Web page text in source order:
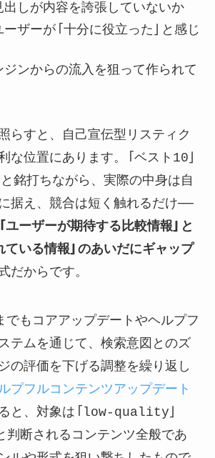
出しが内容を誇張していないか
ザーが「十分に役立った」と感じ
ンからの流入を狙って作られて
らすと、自己宣伝型リスティク
な位置にあります。「ベスト10」
と銘打ちながら、実際の中身は自
据え、競合は短く触れるだけ──
「ユーザーが期待する比較情報」と
ている情報」のあいだにギャップ
だからです。
もコアアップデートやヘルプフ
テムを通じて、検索意図とのズ
の評価を下げる調整を繰り返し
プフルコンテンツアップデート
と、対象は「low-quality」
判断されるコンテンツ全般であ